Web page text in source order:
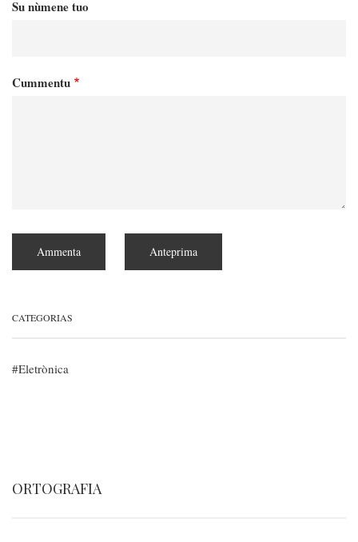
Su nùmene tuo
Cummentu
CATEGORIAS
Eletrònica
ORTOGRAFIA